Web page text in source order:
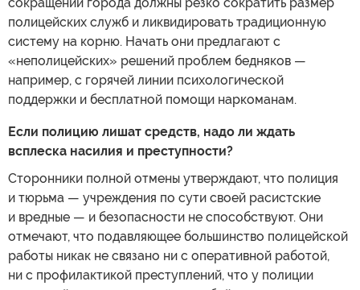
полицейских служб и ликвидировать традиционную
систему на корню. Начать они предлагают с
«неполицейских» решений проблем бедняков —
например, с горячей линии психологической
поддержки и бесплатной помощи наркоманам.
Если полицию лишат средств, надо ли ждать
всплеска насилия и преступности?
Сторонники полной отмены утверждают, что полиция
и тюрьма — учреждения по сути своей расистские
и вредные — и безопасности не способствуют. Они
отмечают, что подавляющее большинство полицейской
работы никак не связано ни с оперативной работой,
ни с профилактикой преступлений, что у полиции